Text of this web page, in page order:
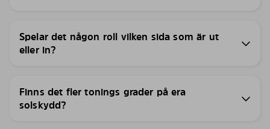
Spelar det någon roll vilken sida som är ut
eller in?
Finns det fler tonings grader på era
solskydd?